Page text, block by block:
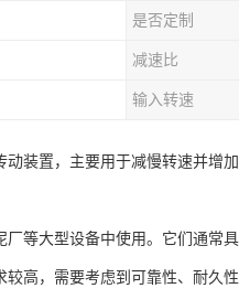
是否定制
减速比
输入转速
装置，主要用于减慢转速并增
等大型设备中使用。它们通常
高，需要考虑到可靠性、耐久性